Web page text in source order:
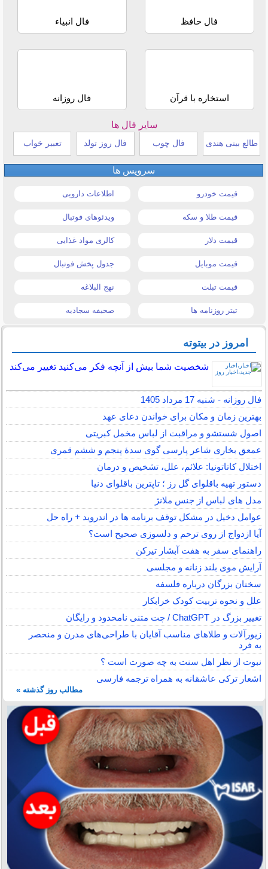
فال حافظ فال انبیاء
استخاره با قرآن فال روزانه
سایر فال ها
طالع بینی هندی فال چوب فال روز تولد تعبیر خواب
سرویس ها
قیمت خودرو اطلاعات دارویی
قیمت طلا و سکه ویدئوهای فوتبال
قیمت دلار کالری مواد غذایی
قیمت موبایل جدول پخش فوتبال
قیمت تبلت نهج البلاغه
تیتر روزنامه ها صحیفه سجادیه
امروز در بیتوته
شخصیت شما بیش از آنچه فکر می‌کنید تغییر می‌کند
فال روزانه - شنبه 17 مرداد 1405
بهترین زمان و مکان برای خواندن دعای عهد
اصول شستشو و مراقبت از لباس مخمل کبریتی
عمعق بخاری شاعر پارسی گوی سدهٔ پنجم و ششم قمری
اختلال کاتاتونیا: علائم، علل، تشخیص و درمان
دستور تهیه باقلوای گل رز ؛ تاپترین باقلوای دنیا
مدل های لباس از جنس ملانژ
عوامل دخیل در مشکل توقف برنامه ها در اندروید + راه حل
آیا ازدواج از روی ترحم و دلسوزی صحیح است؟
راهنمای سفر به هفت آبشار تیرکن
آرایش موی بلند زنانه و مجلسی
سخنان بزرگان درباره فلسفه
علل و نحوه تربیت کودک خرابکار
تغییر بزرگ در ChatGPT / چت متنی نامحدود و رایگان
زیورآلات و طلاهای مناسب آقایان با طراحی‌های مدرن و منحصر
به فرد
نبوت از نظر اهل سنت به چه صورت است ؟
اشعار ترکی عاشقانه به همراه ترجمه فارسی
مطالب روز گذشته »